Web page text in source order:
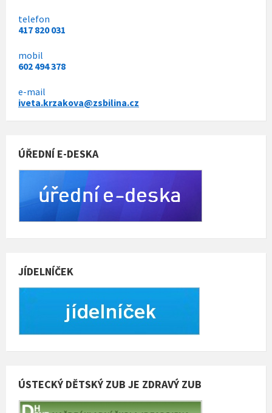
telefon
417 820 031
mobil
602 494 378
e-mail
iveta.krzakova@zsbilina.cz
ÚŘEDNÍ E-DESKA
JÍDELNÍČEK
ÚSTECKÝ DĚTSKÝ ZUB JE ZDRAVÝ ZUB